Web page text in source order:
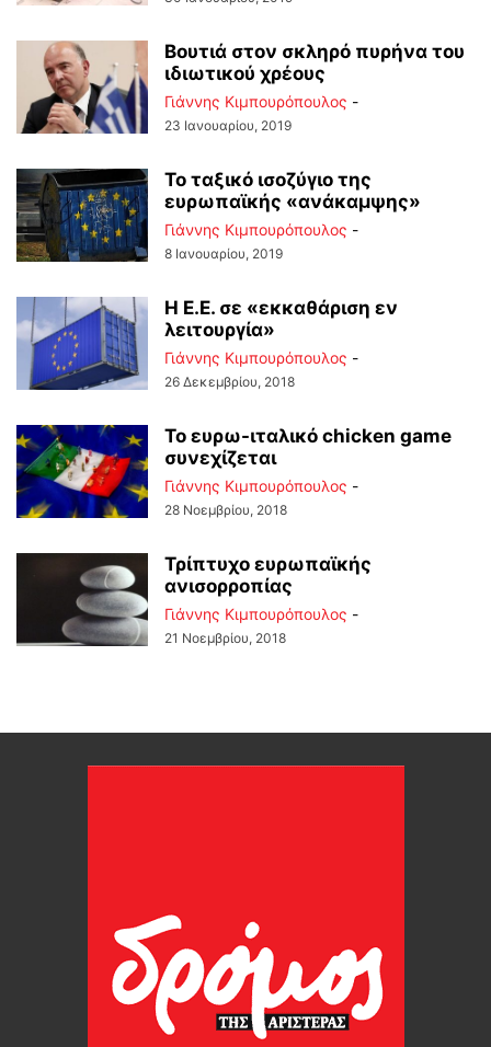
Βουτιά στον σκληρό πυρήνα του
ιδιωτικού χρέους
Γιάννης Κιμπουρόπουλος -
23 Ιανουαρίου, 2019
Το ταξικό ισοζύγιο της
ευρωπαϊκής «ανάκαμψης»
Γιάννης Κιμπουρόπουλος -
8 Ιανουαρίου, 2019
Η Ε.Ε. σε «εκκαθάριση εν
λειτουργία»
Γιάννης Κιμπουρόπουλος -
26 Δεκεμβρίου, 2018
Το ευρω-ιταλικό chicken game
συνεχίζεται
Γιάννης Κιμπουρόπουλος -
28 Νοεμβρίου, 2018
Τρίπτυχο ευρωπαϊκής
ανισορροπίας
Γιάννης Κιμπουρόπουλος -
21 Νοεμβρίου, 2018